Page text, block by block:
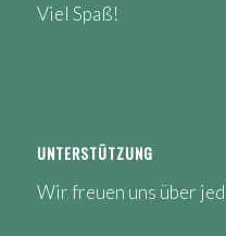
Viel Spaß!
UNTERSTÜTZUNG
Wir freuen uns über